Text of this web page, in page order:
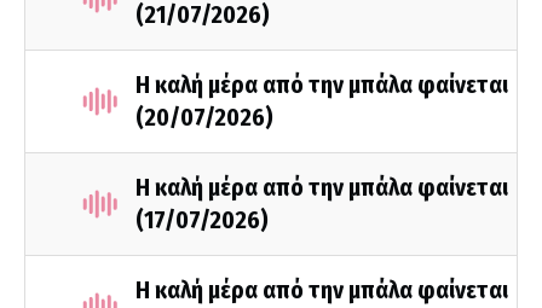
(21/07/2026)
Η καλή μέρα από την μπάλα φαίνεται
(20/07/2026)
Η καλή μέρα από την μπάλα φαίνεται
(17/07/2026)
Η καλή μέρα από την μπάλα φαίνεται